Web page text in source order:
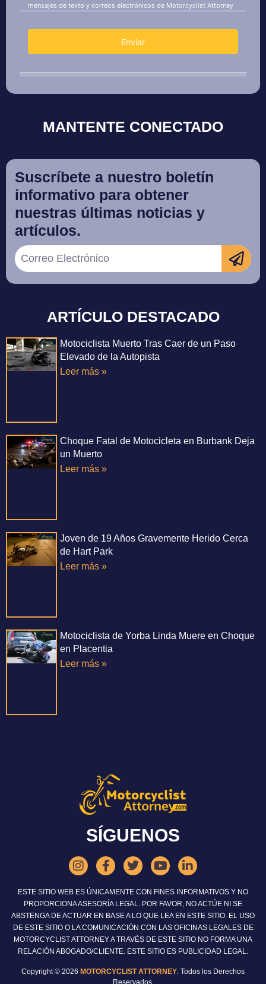
MANTENTE CONECTADO
Suscríbete a nuestro boletín
informativo para obtener
nuestras últimas noticias y
artículos.
ARTÍCULO DESTACADO
Motociclista Muerto Tras Caer de un Paso
Elevado de la Autopista
Leer más »
Choque Fatal de Motocicleta en Burbank Deja
un Muerto
Leer más »
Joven de 19 Años Gravemente Herido Cerca
de Hart Park
Leer más »
Motociclista de Yorba Linda Muere en Choque
en Placentia
Leer más »
SÍGUENOS
ESTE SITIO WEB ES ÚNICAMENTE CON FINES INFORMATIVOS Y NO
PROPORCIONA ASESORÍA LEGAL. POR FAVOR, NO ACTÚE NI SE
ABSTENGA DE ACTUAR EN BASE A LO QUE LEA EN ESTE SITIO. EL USO
DE ESTE SITIO O LA COMUNICACIÓN CON LAS OFICINAS LEGALES DE
MOTORCYCLIST ATTORNEY A TRAVÉS DE ESTE SITIO NO FORMA UNA
RELACIÓN ABOGADO/CLIENTE. ESTE SITIO ES PUBLICIDAD LEGAL.
Copyright © 2026 MOTORCYCLIST ATTORNEY. Todos los Derechos
Reservados.